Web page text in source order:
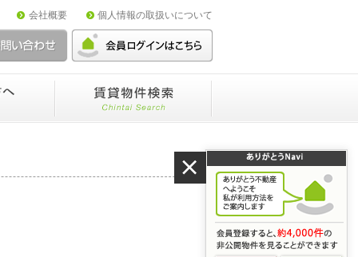
会社概要 個人情報の取扱いについて